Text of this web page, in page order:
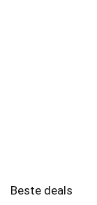
Beste deals